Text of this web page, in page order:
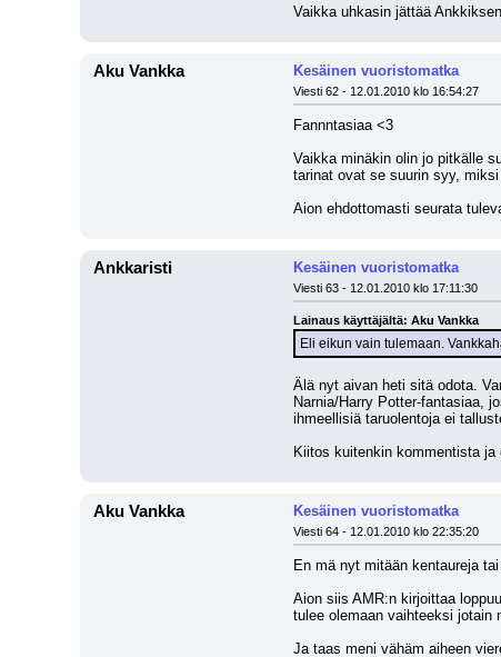
Vaikka uhkasin jättää
Aku Vankka Kesäinen vuoristomatka
Viesti 62 - 12.01.2010 klo 16:54:27
Fannntasiaa <3
Vaikka minäkin olin jo pitkälle
tarinat ovat se suurin syy,
Aion ehdottomasti seurata
Ankkaristi Kesäinen vuoristomatka
Viesti 63 - 12.01.2010 klo 17:11:30
Lainaus käyttäjältä: Aku Vankka
Eli eikun vain tulemaan.
Älä nyt aivan heti sitä odota.
Narnia/Harry Potter-fantasiaa,
ihmeellisiä taruolentoja ei
Kiitos kuitenkin kommentista ja
Aku Vankka Kesäinen vuoristomatka
Viesti 64 - 12.01.2010 klo 22:35:20
En mä nyt mitään kentaureja
Aion siis AMR:n kirjoittaa
tulee olemaan vaihteeksi
Ja taas meni vähäm aiheen